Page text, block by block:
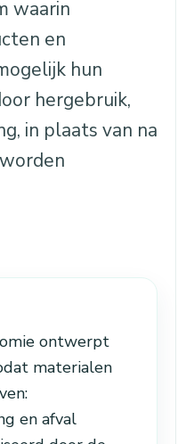
waarin
en
hun
hergebruik,
in plaats van na
ontwerpt
materialen
en afval